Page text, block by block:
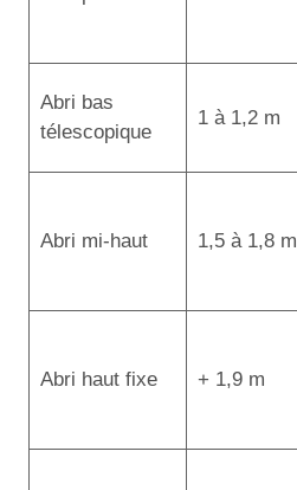
Abri bas
télescopique
1 à 1,2 m
Abri mi-haut 1,5 à 1,8 m
Abri haut fixe + 1,9 m